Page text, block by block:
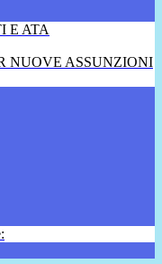
E ATA
NUOVE ASSUNZIONI